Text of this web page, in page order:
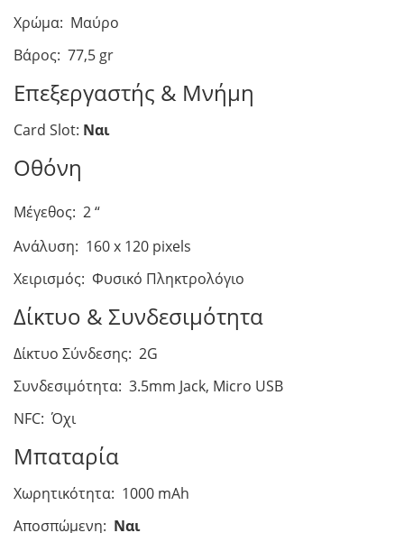
Χρώμα: Μαύρο
Βάρος: 77,5 gr
Επεξεργαστής & Μνήμη
Card Slot: Ναι
Οθόνη
Μέγεθος: 2 “
Ανάλυση: 160 x 120 pixels
Χειρισμός: Φυσικό Πληκτρολόγιο
Δίκτυο & Συνδεσιμότητα
Δίκτυο Σύνδεσης: 2G
Συνδεσιμότητα: 3.5mm Jack, Micro USB
NFC: Όχι
Μπαταρία
Χωρητικότητα: 1000 mAh
Αποσπώμενη: Ναι